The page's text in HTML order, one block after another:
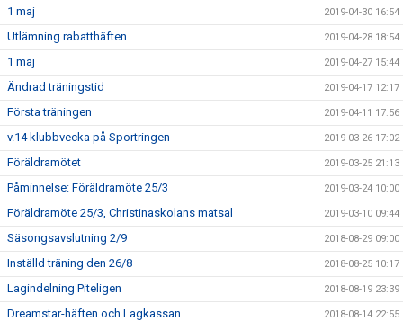
1 maj 2019-04-30 16:54
Utlämning rabatthäften 2019-04-28 18:54
1 maj 2019-04-27 15:44
Ändrad träningstid 2019-04-17 12:17
Första träningen 2019-04-11 17:56
v.14 klubbvecka på Sportringen 2019-03-26 17:02
Föräldramötet 2019-03-25 21:13
Påminnelse: Föräldramöte 25/3 2019-03-24 10:00
Föräldramöte 25/3, Christinaskolans matsal 2019-03-10 09:44
Säsongsavslutning 2/9 2018-08-29 09:00
Inställd träning den 26/8 2018-08-25 10:17
Lagindelning Piteligen 2018-08-19 23:39
Dreamstar-häften och Lagkassan 2018-08-14 22:55